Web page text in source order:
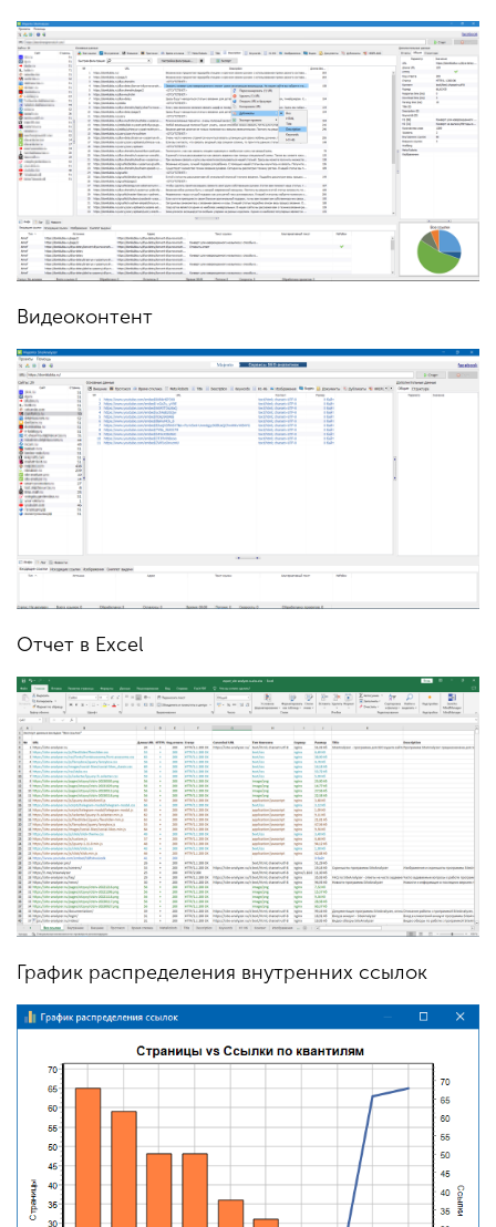
Видеоконтент
Отчет в Excel
График распределения внутренних ссылок